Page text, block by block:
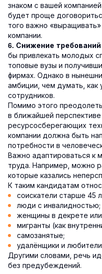
знаком с вашей
будет проще
того важно
компании.
6. Снижение
бы привлекать молодых
топовые вузы и
фирмах. Однако в
амбиции, чем думать, как
сотрудников.
Помимо этого
в ближайшей
ресурсосберегающих
компании должна быть
потребности в
Важно адаптироваться к
труда. Например, можно
которые казались
К таким кандидатам
соискатели старше 45
люди с инвалидностью;
женщины в декрете
мигранты (как
самозанятые;
удалёнщики и
Другими словами, речь
без предубеждений.